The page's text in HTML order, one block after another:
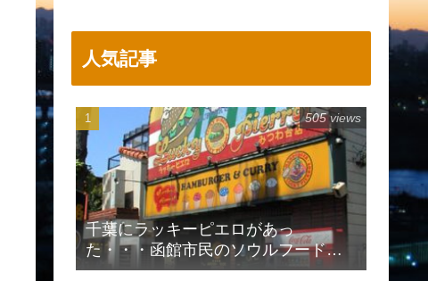
人気記事
千葉にラッキーピエロがあっ
た・・・函館市民のソウルフードで
有名
505 views